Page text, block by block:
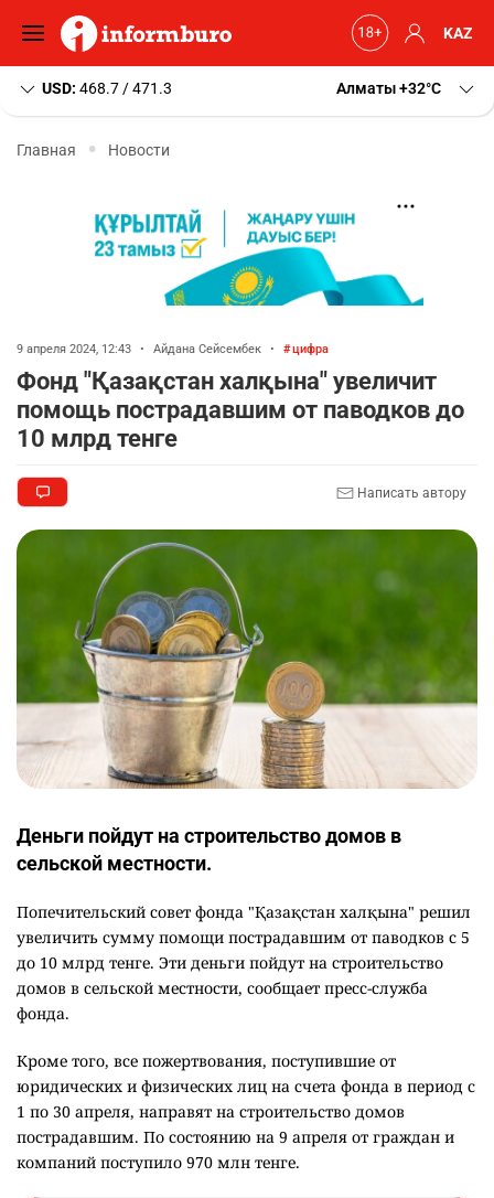
KAZ
USD: 468.7 / 471.3 Алматы+32 C
Главная Новости
9 апреля 2024, 12:43 • Айдана Сейсембек • цифра
Фонд "Қазақстан халқына" увеличит
помощь пострадавшим от паводков до
10 млрд тенге
Написать автору
Деньги пойдут на строительство домов в
сельской местности.
Попечительский совет фонда "Қазақстан халқына" решил
увеличить сумму помощи пострадавшим от паводков с 5
до 10 млрд тенге. Эти деньги пойдут на строительство
домов в сельской местности, сообщает пресс-служба
фонда.
Кроме того, все пожертвования, поступившие от
юридических и физических лиц на счета фонда в период с
1 по 30 апреля, направят на строительство домов
пострадавшим. По состоянию на 9 апреля от граждан и
компаний поступило 970 млн тенге.